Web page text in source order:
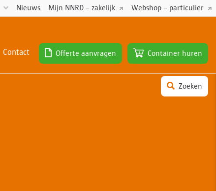
Nieuws Mijn NNRD – zakelijk Webshop – particulier
Contact Offerte aanvragen Container huren
Zoeken